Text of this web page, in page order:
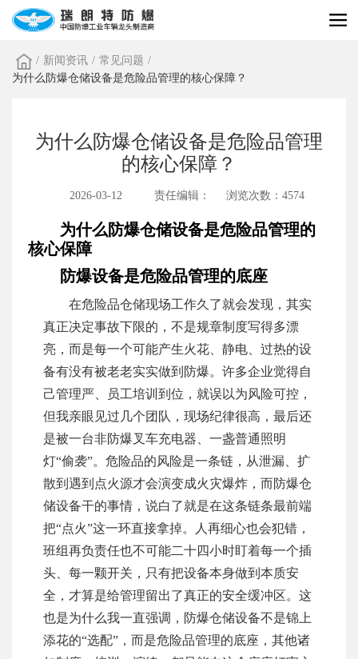
/ 新闻资讯 / 常见问题 /
为什么防爆仓储设备是危险品管理的核心保障？
为什么防爆仓储设备是危险品管理
的核心保障？
2026-03-12 责任编辑： 浏览次数：4574
为什么防爆仓储设备是危险品管理的
核心保障
防爆设备是危险品管理的底座
在危险品仓储现场工作久了就会发现，其实
真正决定事故下限的，不是规章制度写得多漂
亮，而是每一个可能产生火花、静电、过热的设
备有没有被老老实实做到防爆。许多企业觉得自
己管理严、员工培训到位，就误以为风险可控，
但我亲眼见过几个团队，现场纪律很高，最后还
是被一台非防爆叉车充电器、一盏普通照明
灯“偷袭”。危险品的风险是一条链，从泄漏、扩
散到遇到点火源才会演变成火灾爆炸，而防爆仓
储设备干的事情，说白了就是在这条链条最前端
把“点火”这一环直接拿掉。人再细心也会犯错，
班组再负责任也不可能二十四小时盯着每一个插
头、每一颗开关，只有把设备本身做到本质安
全，才算是给管理留出了真正的安全缓冲区。这
也是为什么我一直强调，防爆仓储设备不是锦上
添花的“选配”，而是危险品管理的底座，其他诸